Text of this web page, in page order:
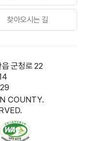
찾아오시는 길
군청로 22
COUNTY.